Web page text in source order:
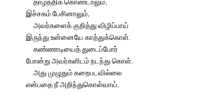
இச்சகம் பேசினாலும்,
அவர்களைக் குறித்து விழிப்பாய்
இருந்து உன்னையே காத்துக்கொள்.
கண்ணாடியைத் துடைப்போர்
போன்று அவர்களிடம் நடந்து கொள்.
அது முழுதும் கறைபடவில்லை
என்பதை நீ அறிந்துகொள்வாய்.